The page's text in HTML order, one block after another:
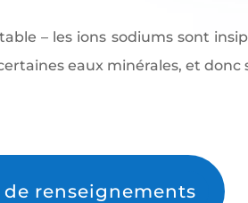
– les ions sodiums sont
eaux minérales, et donc
de renseignements